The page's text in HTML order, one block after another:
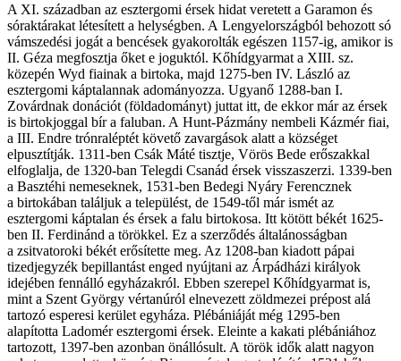
A XI. században az esztergomi érsek hidat veretett a Garamon és
sóraktárakat létesített a helységben. A Lengyelországból behozott só
vámszedési jogát a bencések gyakorolták egészen 1157-ig, amikor is
II. Géza megfosztja őket e joguktól. Kőhídgyarmat a XIII. sz.
közepén Wyd fiainak a birtoka, majd 1275-ben IV. László az
esztergomi káptalannak adományozza. Ugyanő 1288-ban I.
Zovárdnak donációt (földadományt) juttat itt, de ekkor már az érsek
is birtokjoggal bír a faluban. A Hunt-Pázmány nembeli Kázmér fiai,
a III. Endre trónraléptét követő zavargások alatt a községet
elpusztítják. 1311-ben Csák Máté tisztje, Vörös Bede erőszakkal
elfoglalja, de 1320-ban Telegdi Csanád érsek visszaszerzi. 1339-ben
a Basztéhi nemeseknek, 1531-ben Bedegi Nyáry Ferencznek
a birtokában találjuk a települést, de 1549-től már ismét az
esztergomi káptalan és érsek a falu birtokosa. Itt kötött békét 1625-
ben II. Ferdinánd a törökkel. Ez a szerződés általánosságban
a zsitvatoroki békét erősítette meg. Az 1208-ban kiadott pápai
tizedjegyzék bepillantást enged nyújtani az Árpádházi királyok
idejében fennálló egyházakról. Ebben szerepel Kőhídgyarmat is,
mint a Szent György vértanúról elnevezett zöldmezei prépost alá
tartozó esperesi kerület egyháza. Plébániáját még 1295-ben
alapította Ladomér esztergomi érsek. Eleinte a kakati plébániához
tartozott, 1397-ben azonban önállósult. A török idők alatt nagyon